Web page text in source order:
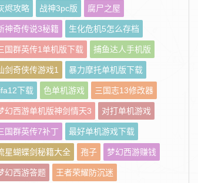
烬攻略 战神3pc版 腐尸之屋
神奇传说3秘籍 生化危机5怎么存档
国群英传1单机版下载 捕鱼达人手机版
剑奇侠传游戏1 暴力摩托单机版下载
下载 色单机游戏 三国志13修改器
幻西游单机版神剑情天3 对打单机游戏
国群英传7补丁 最好单机游戏下载
星蝴蝶剑秘籍大全 孢子 梦幻西游赚钱
幻西游答题 王者荣耀防沉迷